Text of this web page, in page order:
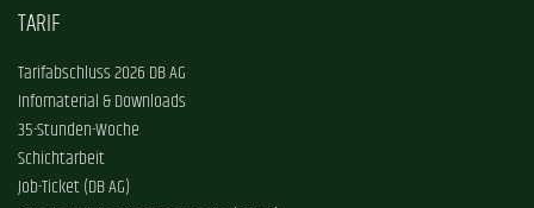
TARIF
Tarifabschluss 2026 DB AG
Infomaterial & Downloads
35-Stunden-Woche
Schichtarbeit
Job-Ticket (DB AG)